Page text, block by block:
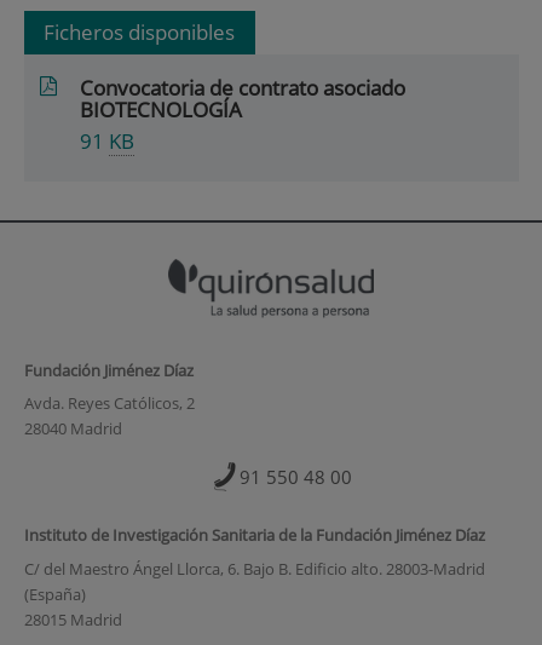
Ficheros disponibles
Convocatoria de contrato asociado
BIOTECNOLOGÍA
91 KB
Fundación Jiménez Díaz
Avda. Reyes Católicos, 2
28040 Madrid
91 550 48 00
Instituto de Investigación Sanitaria de la Fundación Jiménez Díaz
C/ del Maestro Ángel Llorca, 6. Bajo B. Edificio alto. 28003-Madrid
(España)
28015 Madrid